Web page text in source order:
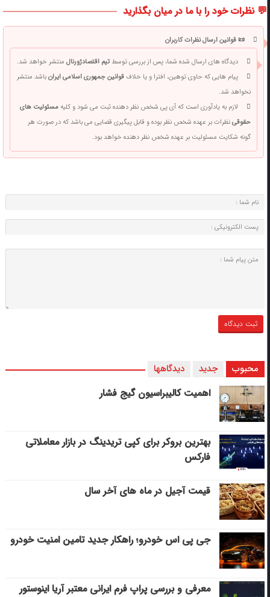
💬 نظرات خود را با ما در میان بگذارید
📜 قوانین ارسال نظرات کاربران
دیدگاه های ارسال شده شما، پس از بررسی توسطتیم اقتصادژورنالمنتشر خواهد شد.
پیام هایی که حاوی توهین، افترا و یا خلافقوانین جمهوری اسلامی ایرانباشد منتشر
نخواهد شد.
لازم به یادآوری است که آی پی شخص نظر دهنده ثبت می شود و کلیهمسئولیت های
حقوقینظرات بر عهده شخص نظر بوده و قابل پیگیری قضایی می باشد که در صورت هر
گونه شکایت مسئولیت بر عهده شخص نظر دهنده خواهد بود.
محبوب جدید دیدگاهها
اهمیت کالیبراسیون گیج فشار
بهترین بروکر برای کپی‌ تریدینگ در بازار معاملاتی
فارکس
قیمت آجیل در ماه های آخر سال
جی پی اس خودرو؛ راهکار جدید تامین امنیت خودرو
معرفی و بررسی پراپ فرم ایرانی معتبر آریا اینوستور